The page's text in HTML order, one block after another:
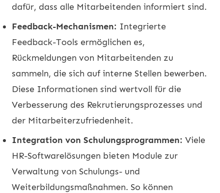
dafür, dass alle Mitarbeitenden informiert sind.
Feedback-Mechanismen: Integrierte
Feedback-Tools ermöglichen es,
Rückmeldungen von Mitarbeitenden zu
sammeln, die sich auf interne Stellen bewerben.
Diese Informationen sind wertvoll für die
Verbesserung des Rekrutierungsprozesses und
der Mitarbeiterzufriedenheit.
Integration von Schulungsprogrammen: Viele
HR-Softwarelösungen bieten Module zur
Verwaltung von Schulungs- und
Weiterbildungsmaßnahmen. So können